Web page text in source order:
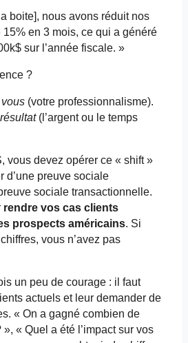
boite], nous avons réduit nos
en 3 mois, ce qui a généré
sur l’année fiscale. »
?
vous(votre professionnalisme).
résultat(l’argent ou le temps
vous devez opérer ce « shift »
d’une preuve sociale
sociale transactionnelle.
rendre vos cas clients
prospects américains. Si
vous n’avez pas
un peu de courage : il faut
actuels et leur demander de
« On a gagné combien de
« Quel a été l’impact sur vos